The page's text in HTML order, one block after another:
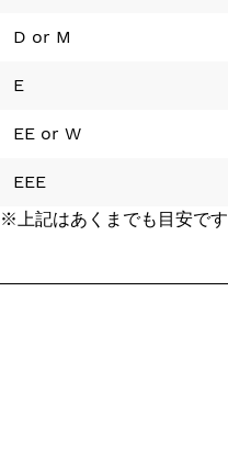
D or M
E
EE or W
EEE
※上記はあくまでも目安です